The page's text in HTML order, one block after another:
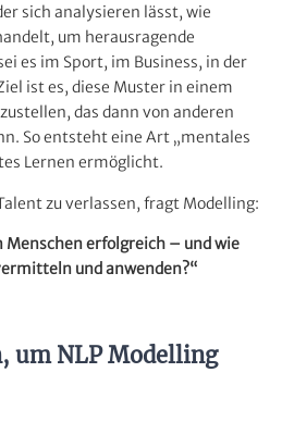
sich analysieren lässt, wie
um herausragende
es im Sport, im Business, in der
ist es, diese Muster in einem
das dann von anderen
So entsteht eine Art „mentales
Lernen ermöglicht.
zu verlassen, fragt Modelling:
Menschen erfolgreich – und wie
und anwenden?“
um NLP Modelling